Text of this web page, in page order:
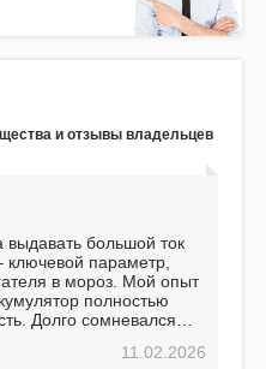
и отзывы владельцев
выдавать большой ток
ключевой параметр,
в мороз. Мой опыт
полностью
Долго сомневался
вложение,11.02.2026